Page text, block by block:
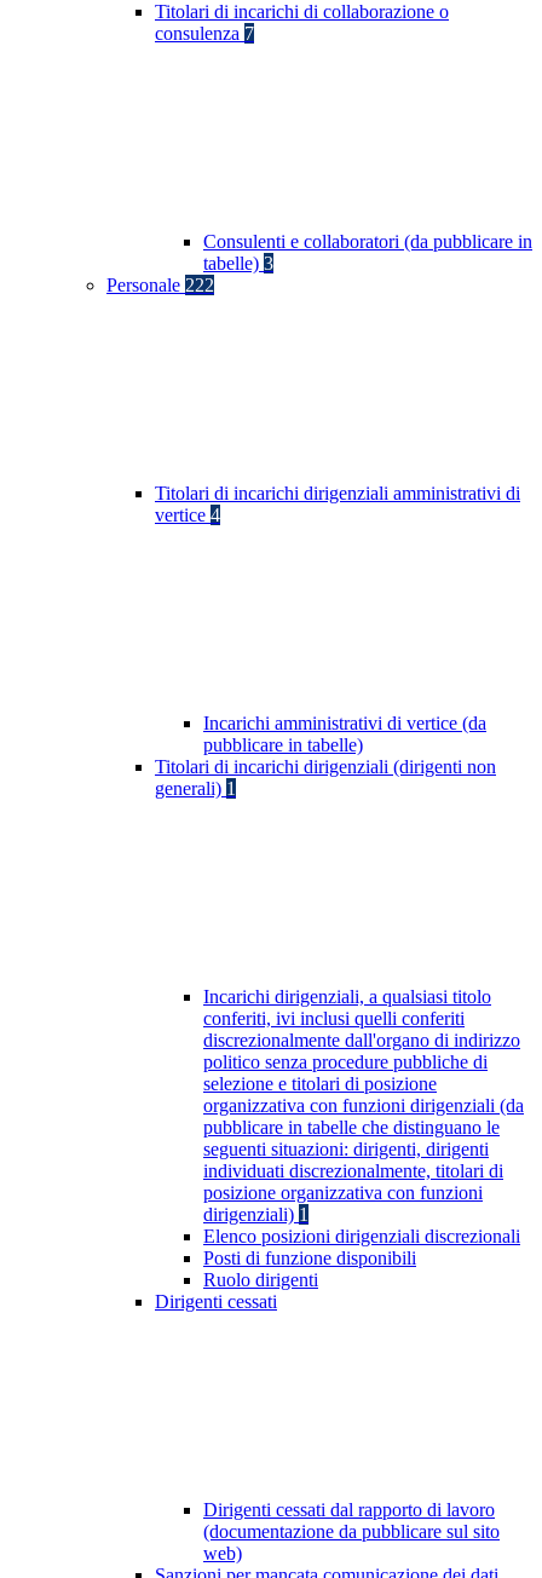
Titolari di incarichi di collaborazione o
consulenza 7
Consulenti e collaboratori (da pubblicare in
tabelle) 3
Personale 222
Titolari di incarichi dirigenziali amministrativi di
vertice 4
Incarichi amministrativi di vertice (da
pubblicare in tabelle)
Titolari di incarichi dirigenziali (dirigenti non
generali) 1
Incarichi dirigenziali, a qualsiasi titolo
conferiti, ivi inclusi quelli conferiti
discrezionalmente dall'organo di indirizzo
politico senza procedure pubbliche di
selezione e titolari di posizione
organizzativa con funzioni dirigenziali (da
pubblicare in tabelle che distinguano le
seguenti situazioni: dirigenti, dirigenti
individuati discrezionalmente, titolari di
posizione organizzativa con funzioni
dirigenziali) 1
Elenco posizioni dirigenziali discrezionali
Posti di funzione disponibili
Ruolo dirigenti
Dirigenti cessati
Dirigenti cessati dal rapporto di lavoro
(documentazione da pubblicare sul sito
web)